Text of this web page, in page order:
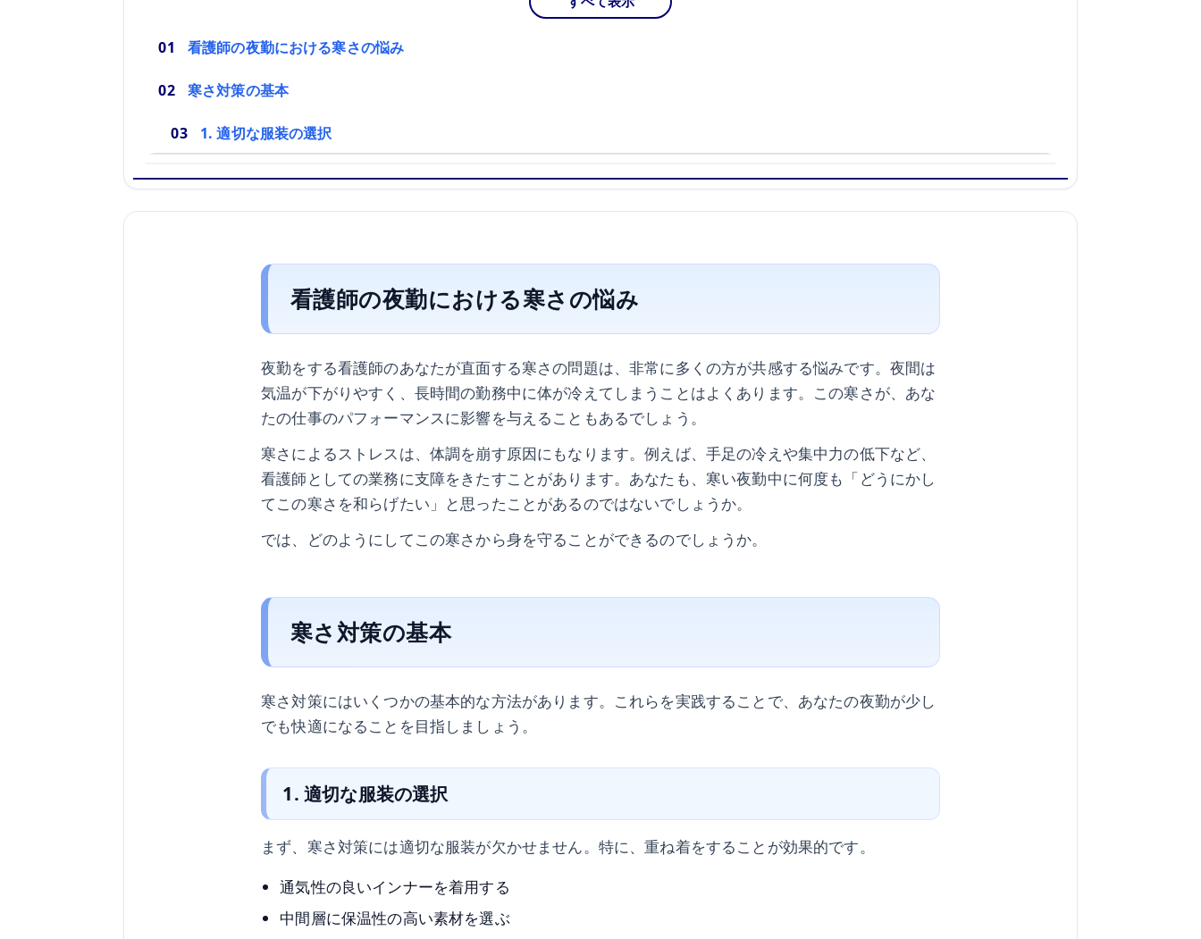
看護師の夜勤における寒さの悩み
寒さ対策の基本
1. 適切な服装の選択
看護師の夜勤における寒さの悩み
夜勤をする看護師のあなたが直面する寒さの問題は、非常に多くの方が共感する悩みです。夜間は
気温が下がりやすく、長時間の勤務中に体が冷えてしまうことはよくあります。この寒さが、あな
たの仕事のパフォーマンスに影響を与えることもあるでしょう。
寒さによるストレスは、体調を崩す原因にもなります。例えば、手足の冷えや集中力の低下など、
看護師としての業務に支障をきたすことがあります。あなたも、寒い夜勤中に何度も「どうにかし
てこの寒さを和らげたい」と思ったことがあるのではないでしょうか。
では、どのようにしてこの寒さから身を守ることができるのでしょうか。
寒さ対策の基本
寒さ対策にはいくつかの基本的な方法があります。これらを実践することで、あなたの夜勤が少し
でも快適になることを目指しましょう。
1. 適切な服装の選択
まず、寒さ対策には適切な服装が欠かせません。特に、重ね着をすることが効果的です。
通気性の良いインナーを着用する
中間層に保温性の高い素材を選ぶ